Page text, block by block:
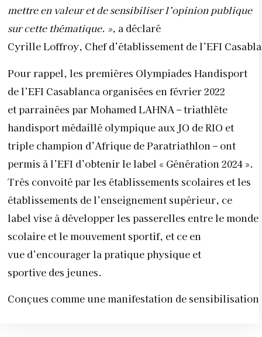
mettre en valeur et de sensibiliser l’opinion publique
sur cette thématique. », a déclaré
Cyrille Loffroy, Chef d’établissement de l’EFI
Pour rappel, les premières Olympiades Handisport
de l’EFI Casablanca organisées en février 2022
et parrainées par Mohamed LAHNA – triathlète
handisport médaillé olympique aux JO de RIO et
triple champion d’Afrique de Paratriathlon – ont
permis à l’EFI d’obtenir le label « Génération 2024 ».
Très convoité par les établissements scolaires et les
établissements de l’enseignement supérieur, ce
label vise à développer les passerelles entre le monde
scolaire et le mouvement sportif, et ce en
vue d’encourager la pratique physique et
sportive des jeunes.
Conçues comme une manifestation de